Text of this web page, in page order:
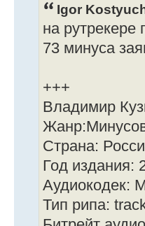
Igor
на рутрекере
73 минуса
+++
Владимир
Страна:
Год издания:
Аудиокодек:
Тип рипа: